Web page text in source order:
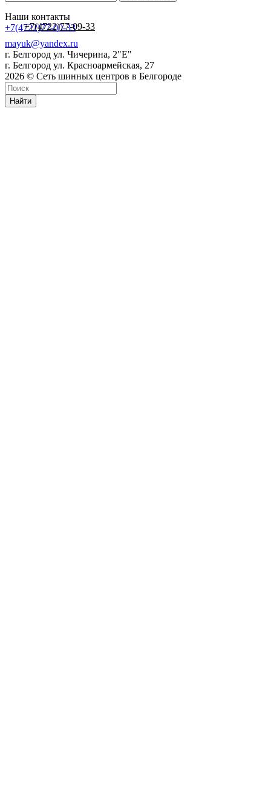
Наши контакты
+7(4722)77-00-33
+7(4722)77-09-33
mayuk@yandex.ru
г. Белгород ул. Чичерина, 2"Е"
г. Белгород ул. Красноармейская, 27
2026 © Сеть шинных центров в Белгороде
Найти